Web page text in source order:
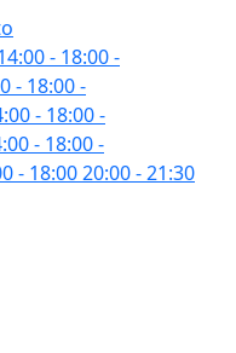
- 18:00-
- 18:00-
- 18:00-
- 18:00-
- 18:0020:00 - 21:30